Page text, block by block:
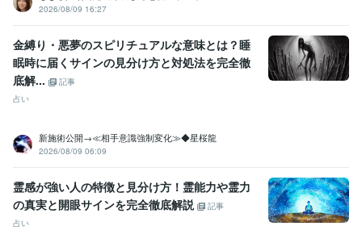
2026/08/09 16:27
金縛り・悪夢のスピリチュアルな意味とは？睡
眠時に届くサインの見分け方と対処法を完全徹
底解...
記事
占い
新施術公開→≪相手意識強制変化≫◆星桜龍
2026/08/09 06:09
霊感が強い人の特徴と見分け方！霊能力や霊力
の真実と開眼サインを完全徹底解説
記事
占い